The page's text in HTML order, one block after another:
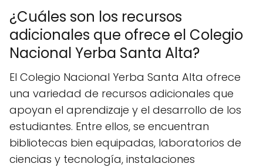
¿Cuáles son los recursos
adicionales que ofrece el Colegio
Nacional Yerba Santa Alta?
El Colegio Nacional Yerba Santa Alta ofrece
una variedad de recursos adicionales que
apoyan el aprendizaje y el desarrollo de los
estudiantes. Entre ellos, se encuentran
bibliotecas bien equipadas, laboratorios de
ciencias y tecnología, instalaciones